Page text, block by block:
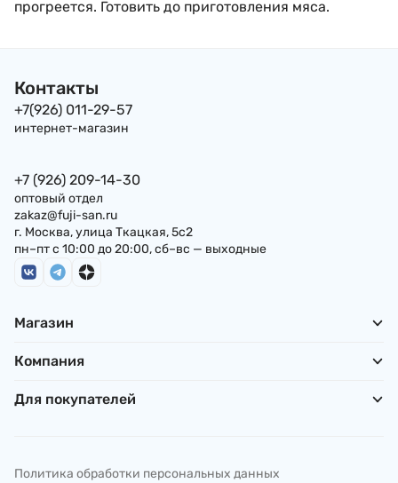
прогреется. Готовить до приготовления мяса.
Контакты
+7(926) 011-29-57
интернет-магазин
+7 (926) 209-14-30
оптовый отдел
zakaz@fuji-san.ru
г. Москва, улица Ткацкая, 5с2
пн–пт с 10:00 до 20:00, сб–вс — выходные
Магазин
Компания
Для покупателей
Политика обработки персональных данных